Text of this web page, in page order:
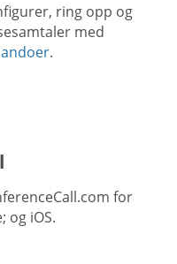
ring opp og
med
.
for
og iOS.